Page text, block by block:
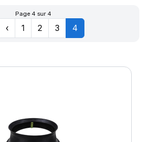
Page 4 sur 4
‹ 1 2 3 4